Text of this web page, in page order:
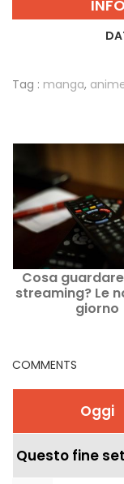
Tag : manga,
Cosa
streaming? Le
giorno
COMMENTS
Oggi
Questo fine